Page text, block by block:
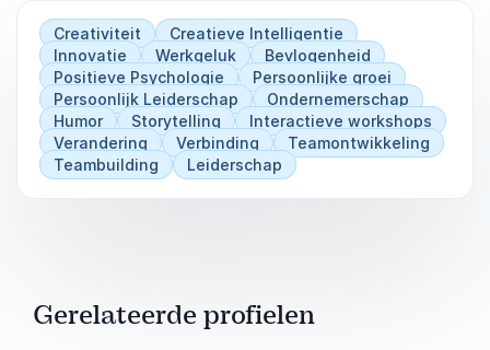
Creativiteit
Creatieve Intelligentie
Innovatie
Werkgeluk
Bevlogenheid
Positieve Psychologie
Persoonlijke groei
Persoonlijk Leiderschap
Ondernemerschap
Humor
Storytelling
Interactieve workshops
Verandering
Verbinding
Teamontwikkeling
Teambuilding
Leiderschap
Gerelateerde profielen